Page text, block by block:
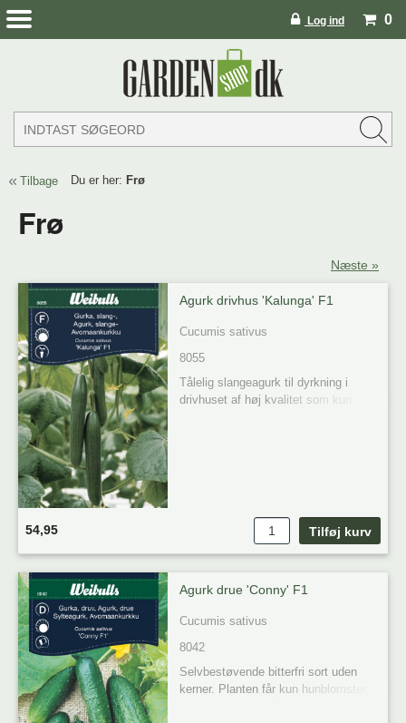
Log ind 0
Tilbage Du er her: Frø
Frø
Næste »
Agurk drivhus 'Kalunga' F1
Cucumis sativus
8055
Tålelig slangeagurk til dyrkning i
drivhuset af høj kvalitet som kun
Groningen kræver meget høj
temperatur, 22-24 grader i jorden.
54,95
Agurk drue 'Conny' F1
Cucumis sativus
8042
Selvbestøvende bitterfri sort uden
kerner. Planten får kun hunblomster,